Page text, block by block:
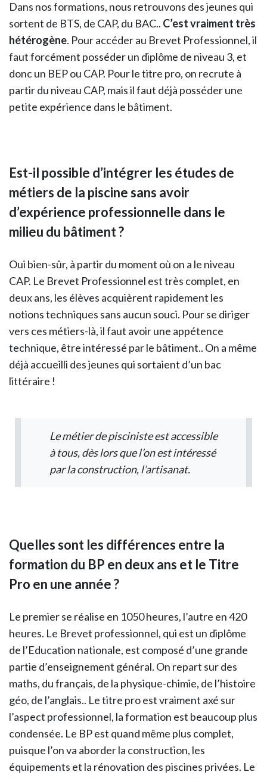
Dans nos formations, nous retrouvons des jeunes qui
sortent de BTS, de CAP, du BAC.. C’est vraiment très
hétérogène. Pour accéder au Brevet Professionnel, il
faut forcément posséder un diplôme de niveau 3, et
donc un BEP ou CAP. Pour le titre pro, on recrute à
partir du niveau CAP, mais il faut déjà posséder une
petite expérience dans le bâtiment.
Est-il possible d’intégrer les études de
métiers de la piscine sans avoir
d’expérience professionnelle dans le
milieu du bâtiment ?
Oui bien-sûr, à partir du moment où on a le niveau
CAP. Le Brevet Professionnel est très complet, en
deux ans, les élèves acquièrent rapidement les
notions techniques sans aucun souci. Pour se diriger
vers ces métiers-là, il faut avoir une appétence
technique, être intéressé par le bâtiment.. On a même
déjà accueilli des jeunes qui sortaient d’un bac
littéraire !
Le métier de pisciniste est accessible
à tous, dès lors que l’on est intéressé
par la construction, l’artisanat.
Quelles sont les différences entre la
formation du BP en deux ans et le Titre
Pro en une année ?
Le premier se réalise en 1050 heures, l’autre en 420
heures. Le Brevet professionnel, qui est un diplôme
de l’Education nationale, est composé d’une grande
partie d’enseignement général. On repart sur des
maths, du français, de la physique-chimie, de l’histoire
géo, de l’anglais.. Le titre pro est vraiment axé sur
l’aspect professionnel, la formation est beaucoup plus
condensée. Le BP est quand même plus complet,
puisque l’on va aborder la construction, les
équipements et la rénovation des piscines privées. Le